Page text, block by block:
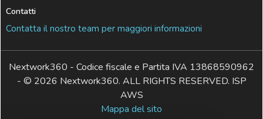
Contatti
Contatta il nostro team per maggiori informazioni
Nextwork360 - Codice fiscale e Partita IVA 13868590962
- © 2026 Nextwork360. ALL RIGHTS RESERVED. ISP
AWS
Mappa del sito